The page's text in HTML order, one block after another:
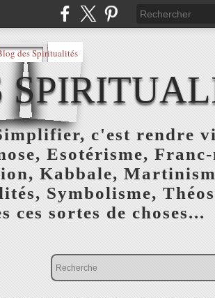
c'est rendre
Esotérisme,
Kabbale,
Symbolisme,
ces sortes de choses...